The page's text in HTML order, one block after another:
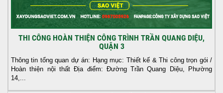
THI CÔNG HOÀN THIỆN CÔNG TRÌNH TRẦN QUANG DIỆU,
QUẬN 3
Thông tin tổng quan dự án: Hạng mục: Thiết kế & Thi công trọn gói /
Hoàn thiện nội thất Địa điểm: Đường Trần Quang Diệu, Phường
14,...